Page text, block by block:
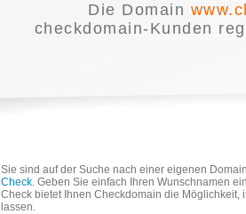
Die Domain
checkdomain-Kunden
Sie sind auf der Suche nach einer eigenen
Check. Geben Sie einfach Ihren Wunschnamen
Check bietet Ihnen Checkdomain die
lassen.